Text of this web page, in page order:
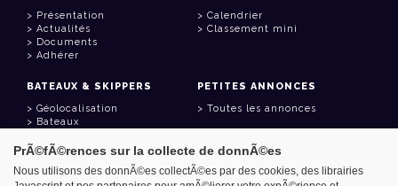
Présentation
Actualités
Documents
Adhérer
Calendrier
Classement mini
BATEAUX & SKIPPERS
Géolocalisation
Bateaux
PETITES ANNONCES
Toutes les annonces
LIENS UTILES
PrÃ©fÃ©rences sur la collecte de donnÃ©es
Nous utilisons des donnÃ©es collectÃ©es par des cookies, des librairies